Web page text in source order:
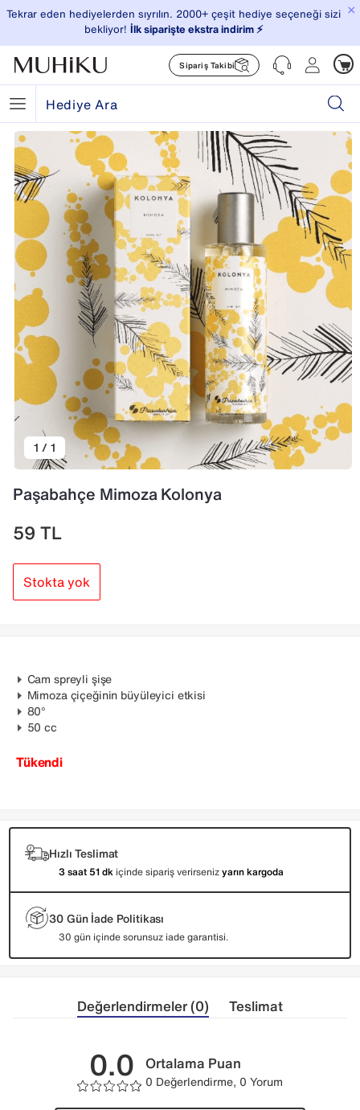
×
Tekrar eden hediyelerden sıyrılın. 2000+ çeşit hediye seçeneği sizi
bekliyor! İlk siparişte ekstra indirim ⚡️
Sipariş Takibi
1 / 1
Paşabahçe Mimoza Kolonya
59 TL
Stokta yok
Cam spreyli şişe
Mimoza çiçeğinin büyüleyici etkisi
80°
50 cc
Tükendi
Hızlı Teslimat
3 saat 51 dk içinde sipariş verirsenizyarın kargoda
30 Gün İade Politikası
30 gün içinde sorunsuz iade garantisi.
Değerlendirmeler (0) Teslimat
0.0 Ortalama Puan
0 Değerlendirme, 0 Yorum